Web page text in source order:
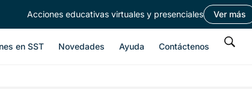
Acciones educativas virtuales y presenciales Ver más
en SST Novedades Ayuda Contáctenos